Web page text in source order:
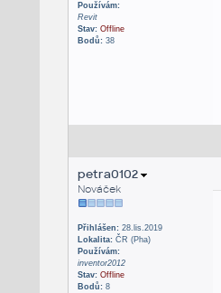
Používám:
Revit
Stav: Offline
Bodů:38
petra0102
Nováček
Přihlášen:28.lis.2019
Lokalita:ČR (Pha)
Používám:
inventor2012
Stav: Offline
Bodů:8